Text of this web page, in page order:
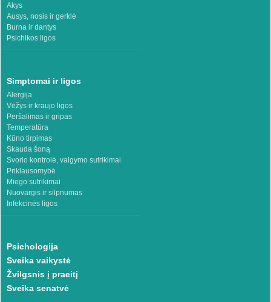
Akys
Ausys, nosis ir gerklė
Burna ir dantys
Psichikos ligos
Simptomai ir ligos
Alergija
Vėžys ir kraujo ligos
Peršalimas ir gripas
Temperatūra
Kūno tirpimas
Skauda šoną
Svorio kontrolė, valgymo sutrikimai
Priklausomybė
Miego sutrikimai
Nuovargis ir silpnumas
Infekcinės ligos
Psichologija
Sveika vaikystė
Žvilgsnis į praeitį
Sveika senatvė